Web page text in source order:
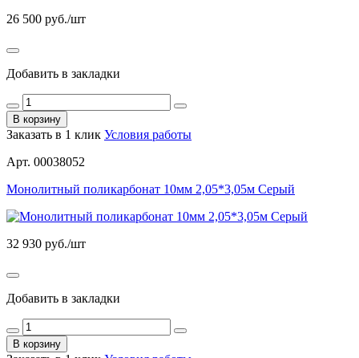
26 500 руб./шт
Добавить в закладки
В корзину
Заказать в 1 клик Условия работы
Арт. 00038052
Монолитный поликарбонат 10мм 2,05*3,05м Серый
32 930 руб./шт
Добавить в закладки
В корзину